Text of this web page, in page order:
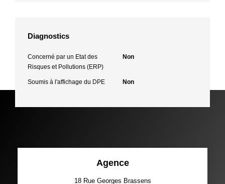
Diagnostics
Concerné par un Etat des
Risques et Pollutions (ERP)
Non
Soumis à l'affichage du DPE Non
Agence
18 Rue Georges Brassens